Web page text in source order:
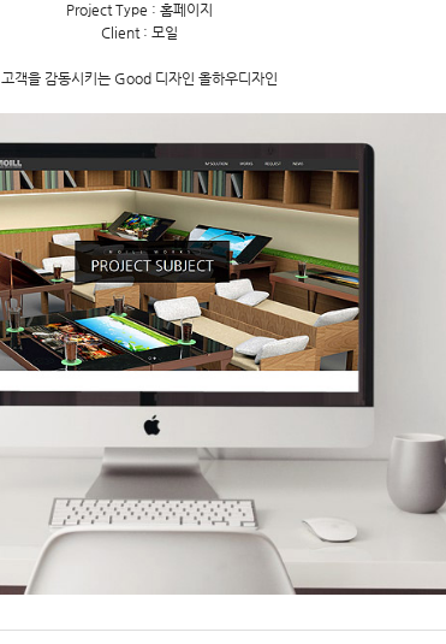
Project Type : 홈페이지
Client : 모일
고객을 감동시키는 Good 디자인 올하우디자인